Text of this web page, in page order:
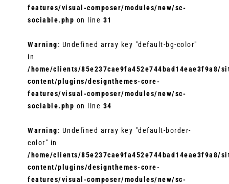
features/visual-composer/modules/new/sc-
sociable.php on line 31
Warning: Undefined array key "default-bg-color"
in
/home/clients/
content/plugins/designthemes-core-
features/visual-composer/modules/new/sc-
sociable.php on line 34
Warning: Undefined array key "default-border-
color" in
/home/clients/
content/plugins/designthemes-core-
features/visual-composer/modules/new/sc-